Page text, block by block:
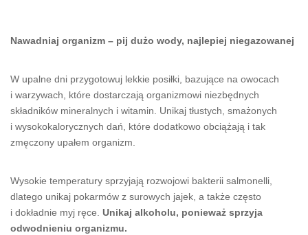
Nawadniaj organizm – pij dużo wody, najlepiej niegazowanej
W upalne dni przygotowuj lekkie posiłki, bazujące na owocach
i warzywach, które dostarczają organizmowi niezbędnych
składników mineralnych i witamin. Unikaj tłustych, smażonych
i wysokokalorycznych dań, które dodatkowo obciążają i tak
zmęczony upałem organizm.
Wysokie temperatury sprzyjają rozwojowi bakterii salmonelli,
dlatego unikaj pokarmów z surowych jajek, a także często
i dokładnie myj ręce. Unikaj alkoholu, ponieważ sprzyja
odwodnieniu organizmu.